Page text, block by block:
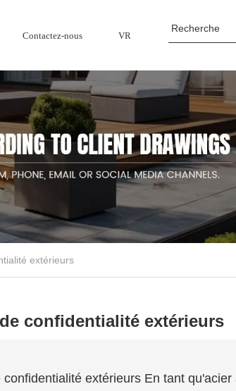
Contactez-nous VR
Clôture métallique
Clôture en acier Corten
Clôture en aluminium
de l’entreprise
extérieurs
confidentialité extérieurs
confidentialité extérieurs En tant